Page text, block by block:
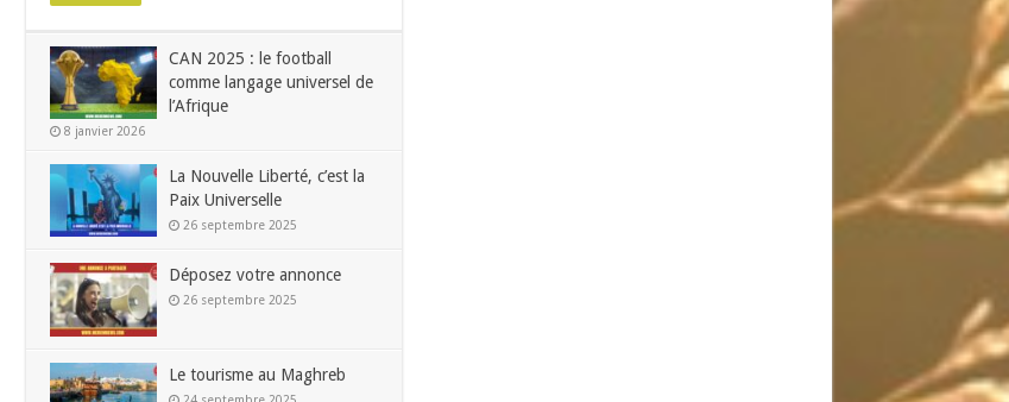
CAN 2025 : le football
comme langage universel de
l’Afrique
8 janvier 2026
La Nouvelle Liberté, c’est la
Paix Universelle
26 septembre 2025
Déposez votre annonce
26 septembre 2025
Le tourisme au Maghreb